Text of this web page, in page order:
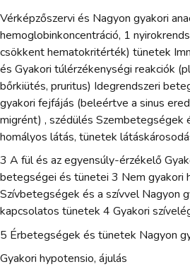
Vérképzőszervi és Nagyon gyakori
hemoglobinkoncentráció, 1
csökkent hematokritérték) tünetek
és Gyakori túlérzékenységi reakciók
bőrkiütés, pruritus) Idegrendszeri
gyakori fejfájás (beleértve a sinus
migrént) , szédülés Szembetegségek
homályos látás, tünetek
3 A fül és az egyensúly-érzékelő
betegségei és tünetei 3 Nem gyakori
Szívbetegségek és a szívvel Nagyon
kapcsolatos tünetek 4 Gyakori
5 Érbetegségek és tünetek Nagyon
Gyakori hypotensio, ájulás